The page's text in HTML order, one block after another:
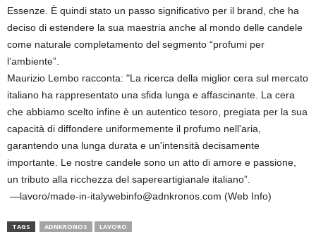
Essenze. È quindi stato un passo significativo per il brand, che ha
deciso di estendere la sua maestria anche al mondo delle candele
come naturale completamento del segmento “profumi per
l’ambiente”.
Maurizio Lembo racconta: "La ricerca della miglior cera sul mercato
italiano ha rappresentato una sfida lunga e affascinante. La cera
che abbiamo scelto infine è un autentico tesoro, pregiata per la sua
capacità di diffondere uniformemente il profumo nell'aria,
garantendo una lunga durata e un'intensità decisamente
importante. Le nostre candele sono un atto di amore e passione,
un tributo alla ricchezza del sapereartigianale italiano”.
—lavoro/made-in-italywebinfo@adnkronos.com (Web Info)
TAGS ADNKRONOS LAVORO